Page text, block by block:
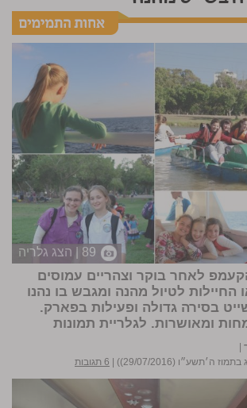
89 | הצג גלריה
לאחר בוקר וצהריים עמוסים
החיילות לטיול מהנה ומגבש בו נהנו
בסירה גדולה ופעילות בפארק.
ומאושרות. לגלריית תמונות
|
ה׳תשע״ו (29/07/2016))
| 6 תגובות